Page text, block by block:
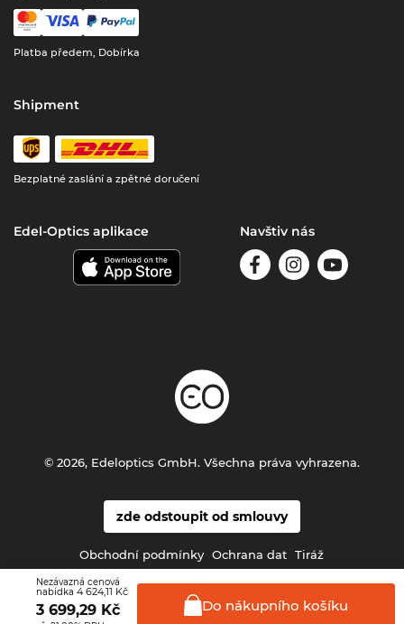
Nezávazná cenová
nabídka 4 624,11 Kč
3 699,29 Kč Do nákupního košíku
Platba předem, Dobírka
Shipment
Bezplatné zaslání a zpětné doručení
Edel-Optics aplikace Navštiv nás
zde odstoupit od smlouvy
Obchodní podmínky Ochrana dat Tiráž
© 2026, Edeloptics GmbH. Všechna práva vyhrazena.